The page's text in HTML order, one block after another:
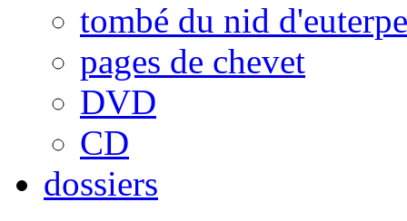
tombé du nid d'euterpe
pages de chevet
DVD
CD
dossiers